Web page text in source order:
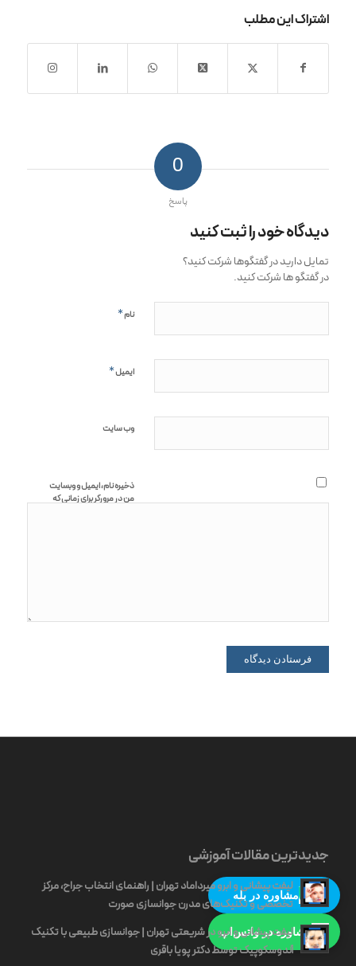
اشتراک این مطلب
0
پاسخ
دیدگاه خود را ثبت کنید
تمایل دارید در گفتگوها شرکت کنید؟
در گفتگو ها شرکت کنید.
نام*
ایمیل*
وب‌ سایت
ذخیره نام، ایمیل و وبسایت
من در مرورگر برای زمانی که
مشاوره در بله
مشاوره در واتس‌اپ
جدیدترین مقالات آموزشی
لیفت پیشانی و ابرو میرداماد تهران | راهنمای انتخاب جراح، مرکز
تخصصی و تکنیک‌های مدرن جوانسازی صورت
لیفت پیشانی و ابرو در شریعتی تهران | جوانسازی طبیعی با تکنیک
آندوسکوپیک توسط دکتر پویا باقری